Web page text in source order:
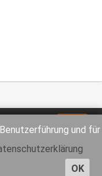
und für
OK